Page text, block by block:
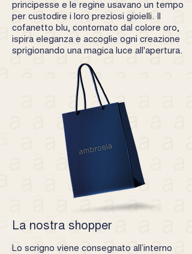
principesse e le regine usavano un tempo
per custodire i loro preziosi gioielli. Il
cofanetto blu, contornato dal colore oro,
ispira eleganza e accoglie ogni creazione
sprigionando una magica luce all'apertura.
La nostra shopper
Lo scrigno viene consegnato all’interno